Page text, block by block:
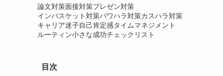
論文対策面接対策プレゼン対策
インバスケット対策パワハラ対策カスハラ対策
キャリア迷子自己肯定感タイムマネジメント
ルーティン小さな成功チェックリスト
目次